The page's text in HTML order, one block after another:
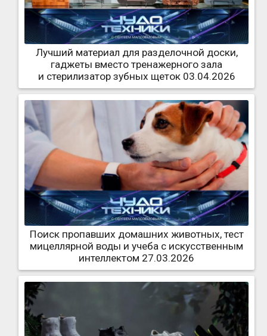
Лучший материал для разделочной доски,
гаджеты вместо тренажерного зала
и стерилизатор зубных щеток 03.04.2026
Поиск пропавших домашних животных, тест
мицеллярной воды и учеба с искусственным
интеллектом 27.03.2026